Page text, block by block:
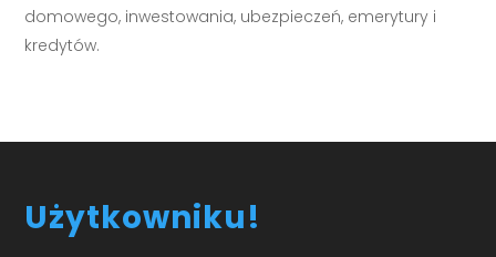
domowego, inwestowania, ubezpieczeń, emerytury i
kredytów.
Użytkowniku!